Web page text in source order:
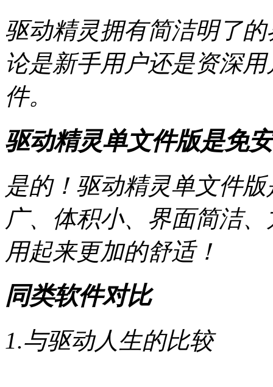
驱动精灵拥有简洁明了
论是新手用户还是资深
件。
驱动精灵单文件版是免
是的！驱动精灵单文件
广、体积小、界面简洁
用起来更加的舒适！
同类软件对比
1.与驱动人生的比较